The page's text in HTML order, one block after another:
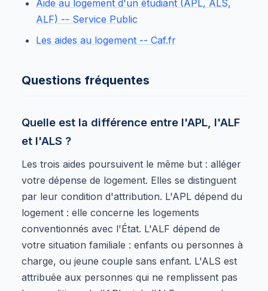
Aide au logement d'un étudiant (APL, ALS,
ALF) -- Service Public
Les aides au logement -- Caf.fr
Questions fréquentes
Quelle est la différence entre l'APL, l'ALF
et l'ALS ?
Les trois aides poursuivent le même but : alléger
votre dépense de logement. Elles se distinguent
par leur condition d'attribution. L'APL dépend du
logement : elle concerne les logements
conventionnés avec l'État. L'ALF dépend de
votre situation familiale : enfants ou personnes à
charge, ou jeune couple sans enfant. L'ALS est
attribuée aux personnes qui ne remplissent pas